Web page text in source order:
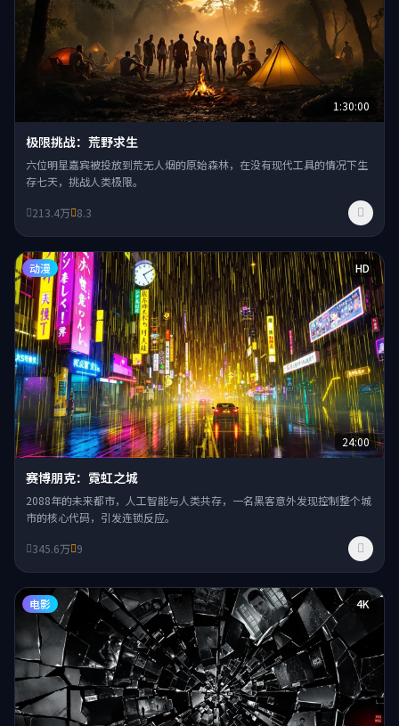
1:30:00
极限挑战：荒野求生
六位明星嘉宾被投放到荒无人烟的原始森林，在没有现代工具的情况下生
存七天，挑战人类极限。
213.4万 8.3
HD
动漫
24:00
赛博朋克：霓虹之城
2088年的未来都市，人工智能与人类共存，一名黑客意外发现控制整个城
市的核心代码，引发连锁反应。
345.6万 9
4K
电影